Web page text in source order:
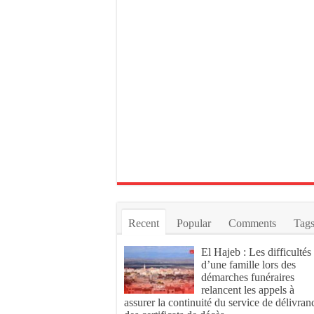
Recent Popular Comments Tags
El Hajeb : Les difficultés
d’une famille lors des
démarches funéraires
relancent les appels à
assurer la continuité du service de